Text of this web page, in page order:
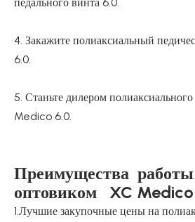
4. Закажите полиаксиальный
6.0.
5. Станьте дилером
Medico 6.0.
Преимущества
оптовиком XC Medico
1.Лучшие закупочные цены на